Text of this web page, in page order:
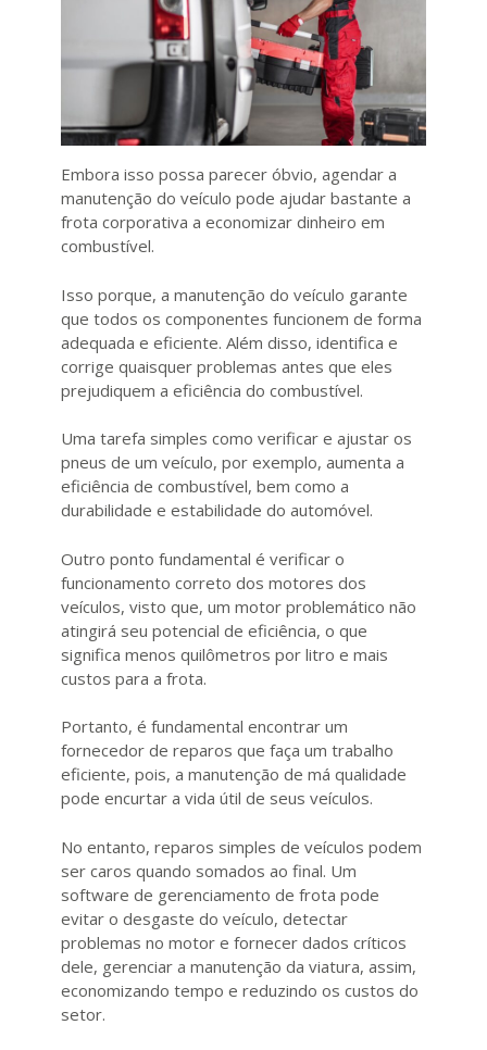
Embora isso possa parecer óbvio, agendar a
manutenção do veículo pode ajudar bastante a
frota corporativa a economizar dinheiro em
combustível.
Isso porque, a manutenção do veículo garante
que todos os componentes funcionem de forma
adequada e eficiente. Além disso, identifica e
corrige quaisquer problemas antes que eles
prejudiquem a eficiência do combustível.
Uma tarefa simples como verificar e ajustar os
pneus de um veículo, por exemplo, aumenta a
eficiência de combustível, bem como a
durabilidade e estabilidade do automóvel.
Outro ponto fundamental é verificar o
funcionamento correto dos motores dos
veículos, visto que, um motor problemático não
atingirá seu potencial de eficiência, o que
significa menos quilômetros por litro e mais
custos para a frota.
Portanto, é fundamental encontrar um
fornecedor de reparos que faça um trabalho
eficiente, pois, a manutenção de má qualidade
pode encurtar a vida útil de seus veículos.
No entanto, reparos simples de veículos podem
ser caros quando somados ao final. Um
software de gerenciamento de frota pode
evitar o desgaste do veículo, detectar
problemas no motor e fornecer dados críticos
dele, gerenciar a manutenção da viatura, assim,
economizando tempo e reduzindo os custos do
setor.